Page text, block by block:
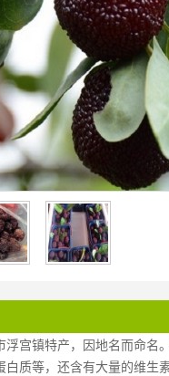
浮宫镇特产，因地名而命名
白质等，还含有大量的维生